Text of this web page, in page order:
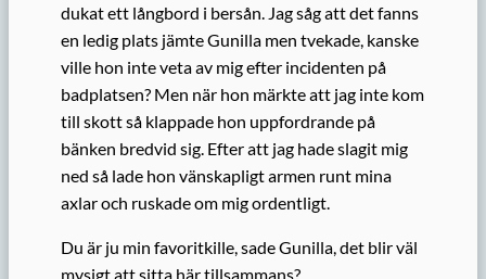
dukat ett långbord i bersån. Jag såg att det fanns
en ledig plats jämte Gunilla men tvekade, kanske
ville hon inte veta av mig efter incidenten på
badplatsen? Men när hon märkte att jag inte kom
till skott så klappade hon uppfordrande på
bänken bredvid sig. Efter att jag hade slagit mig
ned så lade hon vänskapligt armen runt mina
axlar och ruskade om mig ordentligt.
Du är ju min favoritkille, sade Gunilla, det blir väl
mysigt att sitta här tillsammans?